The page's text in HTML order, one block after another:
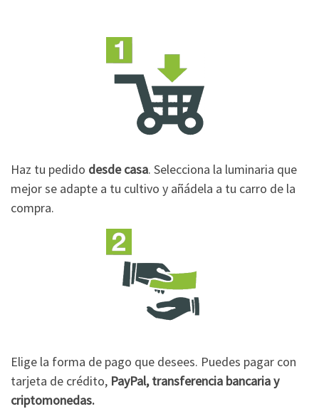
Haz tu pedido desde casa. Selecciona la luminaria que
mejor se adapte a tu cultivo y añádela a tu carro de la
compra.
Elige la forma de pago que desees. Puedes pagar con
tarjeta de crédito, PayPal, transferencia bancaria y
criptomonedas.